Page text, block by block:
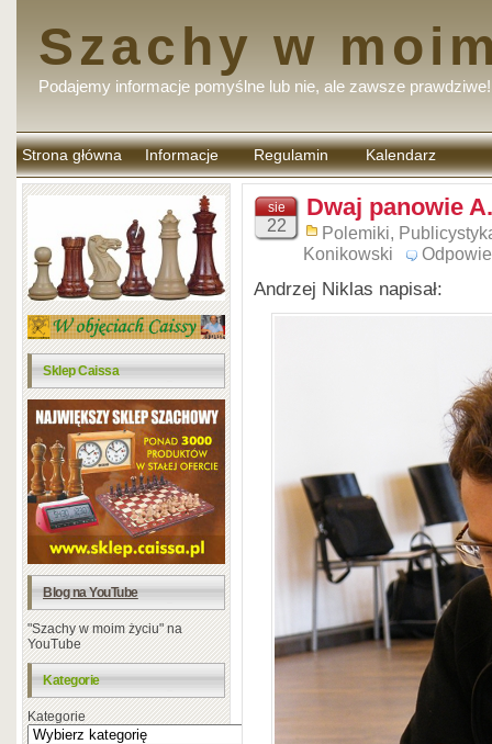
Szachy w
Podajemy informacje pomyślne lub nie, ale zawsze prawdziwe!
Strona główna Informacje Regulamin
komentarzy
Kalendarz
Sklep Caissa
Blog na YouTube
"Szachy w moim życiu" na
YouTube
Kategorie
Kategorie
sie
22
Dwaj panowie A.
Polemiki,
Konikowski
Andrzej Niklas napisał: